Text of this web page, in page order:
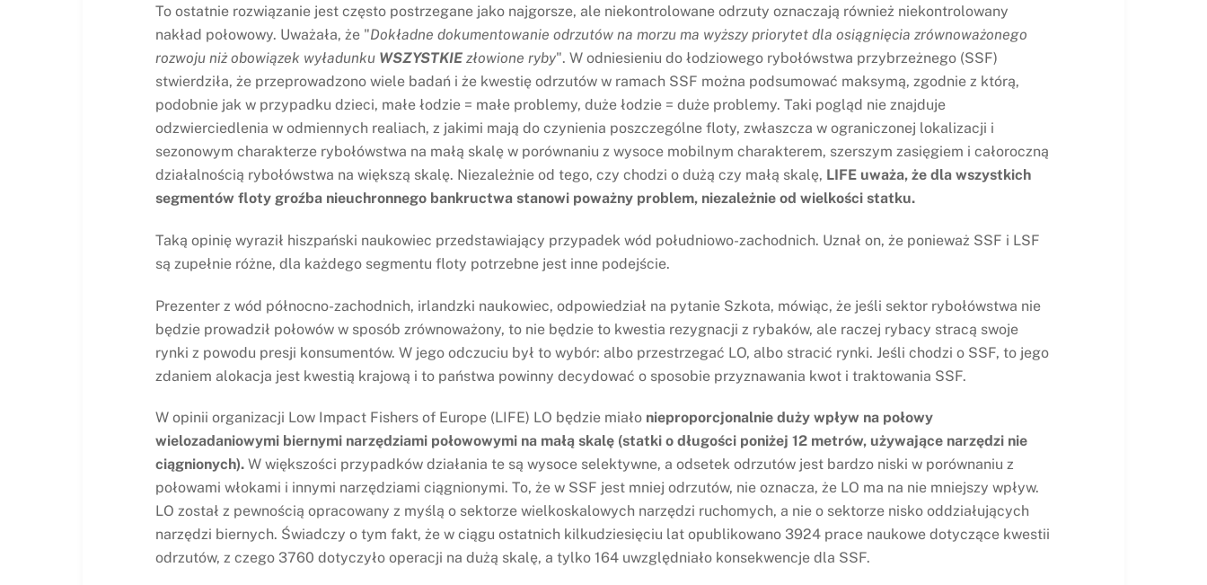
To ostatnie rozwiązanie jest często postrzegane jako najgorsze, ale niekontrolowane odrzuty oznaczają również niekontrolowany
nakład połowowy. Uważała, że "Dokładne dokumentowanie odrzutów na morzu ma wyższy priorytet dla osiągnięcia zrównoważonego
rozwoju niż obowiązek wyładunku WSZYSTKIE złowione ryby". W odniesieniu do łodziowego rybołówstwa przybrzeżnego (SSF)
stwierdziła, że przeprowadzono wiele badań i że kwestię odrzutów w ramach SSF można podsumować maksymą, zgodnie z którą,
podobnie jak w przypadku dzieci, małe łodzie = małe problemy, duże łodzie = duże problemy. Taki pogląd nie znajduje
odzwierciedlenia w odmiennych realiach, z jakimi mają do czynienia poszczególne floty, zwłaszcza w ograniczonej lokalizacji i
sezonowym charakterze rybołówstwa na małą skalę w porównaniu z wysoce mobilnym charakterem, szerszym zasięgiem i całoroczną
działalnością rybołówstwa na większą skalę. Niezależnie od tego, czy chodzi o dużą czy małą skalę, LIFE uważa, że dla wszystkich
segmentów floty groźba nieuchronnego bankructwa stanowi poważny problem, niezależnie od wielkości statku.
Taką opinię wyraził hiszpański naukowiec przedstawiający przypadek wód południowo-zachodnich. Uznał on, że ponieważ SSF i LSF
są zupełnie różne, dla każdego segmentu floty potrzebne jest inne podejście.
Prezenter z wód północno-zachodnich, irlandzki naukowiec, odpowiedział na pytanie Szkota, mówiąc, że jeśli sektor rybołówstwa nie
będzie prowadził połowów w sposób zrównoważony, to nie będzie to kwestia rezygnacji z rybaków, ale raczej rybacy stracą swoje
rynki z powodu presji konsumentów. W jego odczuciu był to wybór: albo przestrzegać LO, albo stracić rynki. Jeśli chodzi o SSF, to jego
zdaniem alokacja jest kwestią krajową i to państwa powinny decydować o sposobie przyznawania kwot i traktowania SSF.
W opinii organizacji Low Impact Fishers of Europe (LIFE) LO będzie miało nieproporcjonalnie duży wpływ na połowy
wielozadaniowymi biernymi narzędziami połowowymi na małą skalę (statki o długości poniżej 12 metrów, używające narzędzi nie
ciągnionych). W większości przypadków działania te są wysoce selektywne, a odsetek odrzutów jest bardzo niski w porównaniu z
połowami włokami i innymi narzędziami ciągnionymi. To, że w SSF jest mniej odrzutów, nie oznacza, że LO ma na nie mniejszy wpływ.
LO został z pewnością opracowany z myślą o sektorze wielkoskalowych narzędzi ruchomych, a nie o sektorze nisko oddziałujących
narzędzi biernych. Świadczy o tym fakt, że w ciągu ostatnich kilkudziesięciu lat opublikowano 3924 prace naukowe dotyczące kwestii
odrzutów, z czego 3760 dotyczyło operacji na dużą skalę, a tylko 164 uwzględniało konsekwencje dla SSF.